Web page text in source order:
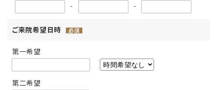
- -
ご来院希望日時 必須
第一希望
第二希望